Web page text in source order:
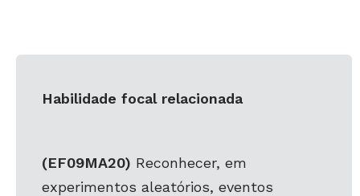
Habilidade focal relacionada
(EF09MA20) Reconhecer, em
experimentos aleatórios, eventos